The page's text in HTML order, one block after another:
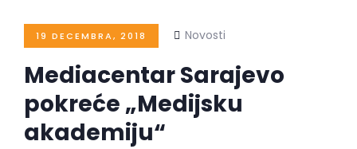
19 DECEMBRA, 2018 Novosti
Mediacentar Sarajevo
pokreće „Medijsku
akademiju“